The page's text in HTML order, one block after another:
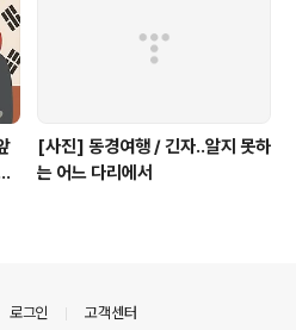
[사진] 동경여행 / 긴자..알지 못하
는 어느 다리에서
로그인 고객센터